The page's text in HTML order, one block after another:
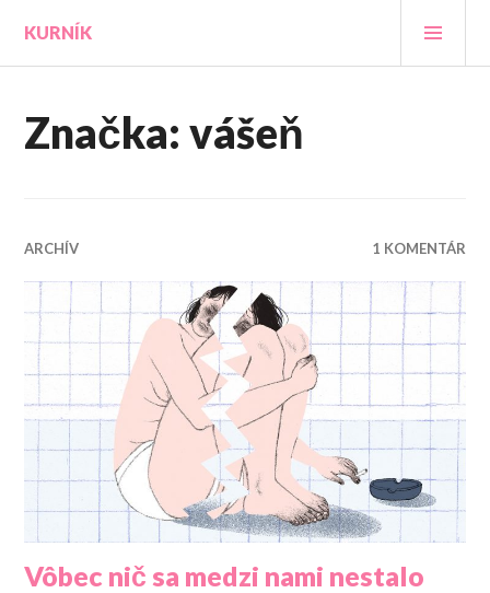
obsah
KURNÍK
Značka:vášeň
ARCHÍV 1 KOMENTÁR
Vôbec nič sa medzi nami nestalo